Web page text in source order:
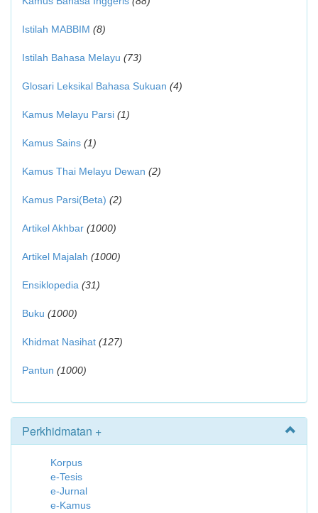
Istilah MABBIM (8)
Istilah Bahasa Melayu (73)
Glosari Leksikal Bahasa Sukuan (4)
Kamus Melayu Parsi (1)
Kamus Sains (1)
Kamus Thai Melayu Dewan (2)
Kamus Parsi(Beta) (2)
Artikel Akhbar (1000)
Artikel Majalah (1000)
Ensiklopedia (31)
Buku (1000)
Khidmat Nasihat (127)
Pantun (1000)
Perkhidmatan +
Korpus
e-Tesis
e-Jurnal
e-Kamus